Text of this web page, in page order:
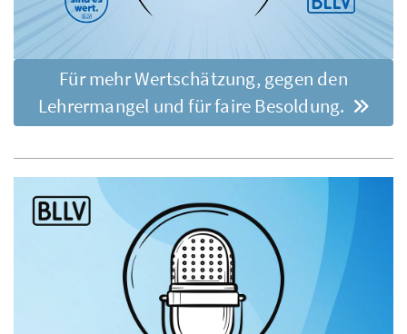
Für mehr Wertschätzung, gegen den
Lehrermangel und für faire Besoldung.